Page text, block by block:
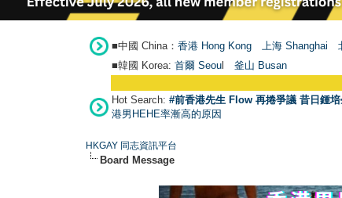
■中國 China： 香港 Hong Kong 上海 Shanghai
■韓國 Korea: 首爾 Seou 釜山 Busan
Hot Search: #前香港先生 Flow 再捲爭議 昔日鍾
港男HEHE率漸高的原因
HKGAY 同志資訊平台
Board Message